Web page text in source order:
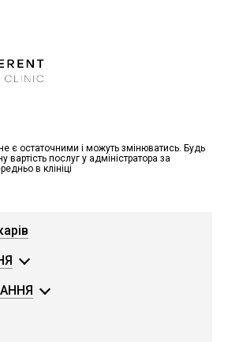
не є остаточними і можуть змінюватись. Будь
вартість послуг у адміністратора за
в клініці